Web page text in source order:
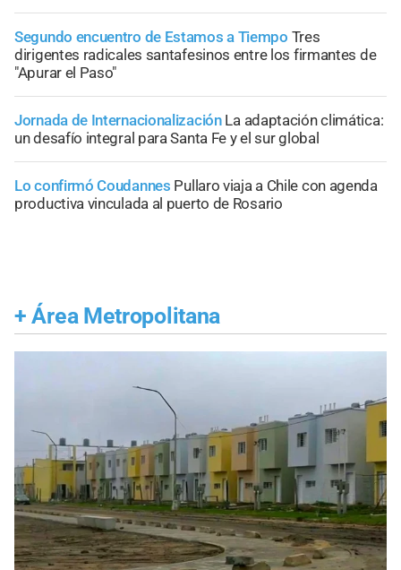
Segundo encuentro de Estamos a Tiempo Tres
dirigentes radicales santafesinos entre los firmantes de
"Apurar el Paso"
Jornada de Internacionalización La adaptación climática:
un desafío integral para Santa Fe y el sur global
Lo confirmó Coudannes Pullaro viaja a Chile con agenda
productiva vinculada al puerto de Rosario
+ Área Metropolitana